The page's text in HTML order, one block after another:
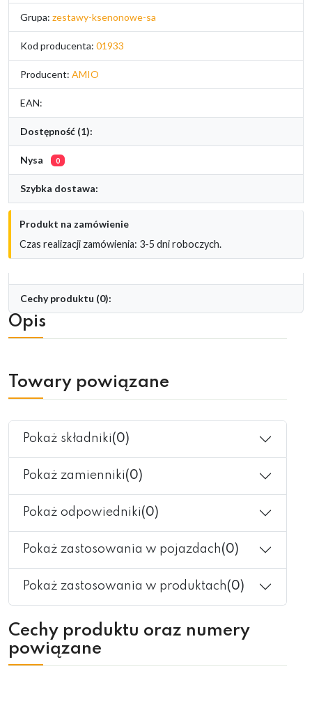
Grupa: zestawy-ksenonowe-sa
Kod producenta: 01933
Producent: AMIO
EAN:
Dostępność (1):
Nysa 0
Szybka dostawa:
Produkt na zamówienie
Czas realizacji zamówienia: 3-5 dni roboczych.
Cechy produktu (0):
Opis
Towary powiązane
Pokaż składniki(0)
Pokaż zamienniki(0)
Pokaż odpowiedniki(0)
Pokaż zastosowania w pojazdach(0)
Pokaż zastosowania w produktach(0)
Cechy produktu oraz numery
powiązane